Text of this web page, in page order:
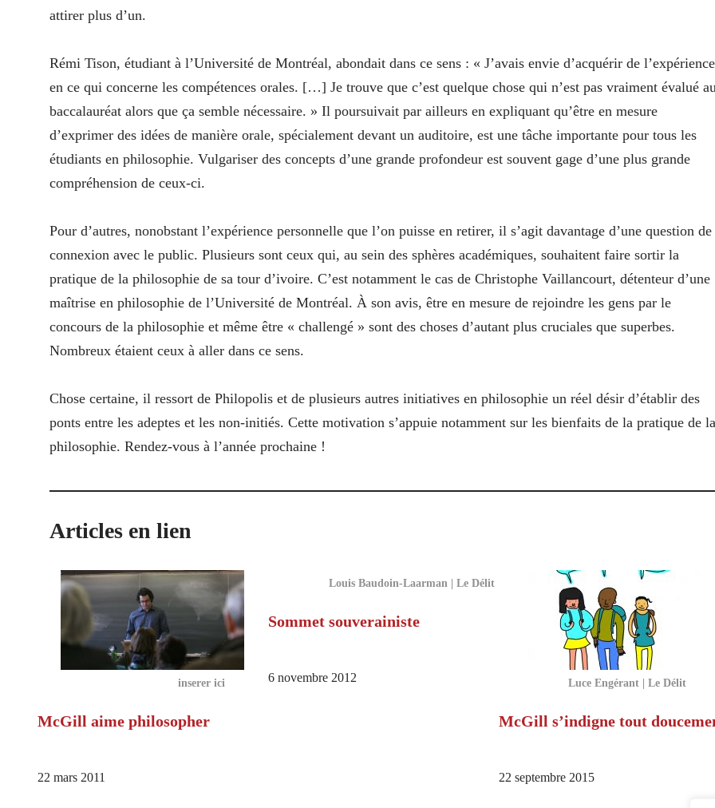
attirer plus d’un.
Rémi Tison, étudiant à l’Université de Montréal, abondait dans ce sens : « J’avais envie d’acquérir de l’expérience
en ce qui concerne les compétences orales. […] Je trouve que c’est quelque chose qui n’est pas vraiment évalué
baccalauréat alors que ça semble nécessaire. » Il poursuivait par ailleurs en expliquant qu’être en mesure
d’exprimer des idées de manière orale, spécialement devant un auditoire, est une tâche importante pour tous les
étudiants en philosophie. Vulgariser des concepts d’une grande profondeur est souvent gage d’une plus grande
compréhension de ceux-ci.
Pour d’autres, nonobstant l’expérience personnelle que l’on puisse en retirer, il s’agit davantage d’une question de
connexion avec le public. Plusieurs sont ceux qui, au sein des sphères académiques, souhaitent faire sortir la
pratique de la philosophie de sa tour d’ivoire. C’est notamment le cas de Christophe Vaillancourt, détenteur d’une
maîtrise en philosophie de l’Université de Montréal. À son avis, être en mesure de rejoindre les gens par le
concours de la philosophie et même être « challengé » sont des choses d’autant plus cruciales que superbes.
Nombreux étaient ceux à aller dans ce sens.
Chose certaine, il ressort de Philopolis et de plusieurs autres initiatives en philosophie un réel désir d’établir des
ponts entre les adeptes et les non-initiés. Cette motivation s’appuie notamment sur les bienfaits de la pratique de la
philosophie. Rendez-vous à l’année prochaine !
Articles en lien
inserer ici
McGill aime philosopher
22 mars 2011
Louis Baudoin-Laarman | Le Délit
Sommet souverainiste
6 novembre 2012 Luce Engérant | Le Délit
McGill s’indigne tout
22 septembre 2015